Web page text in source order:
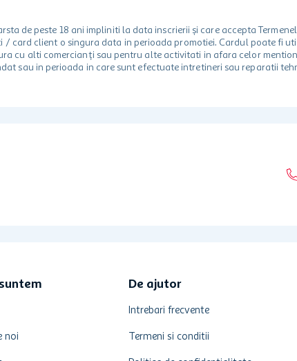
de peste 18 ani impliniti la data inscrierii și care accepta
card client o singura data in perioada promotiei. Cardul poate fi
cu alti comercianți sau pentru alte activitati in afara celor
sau in perioada in care sunt efectuate intretineri sau reparatii
noi
De ajutor
Intrebari frecvente
Termeni si conditii